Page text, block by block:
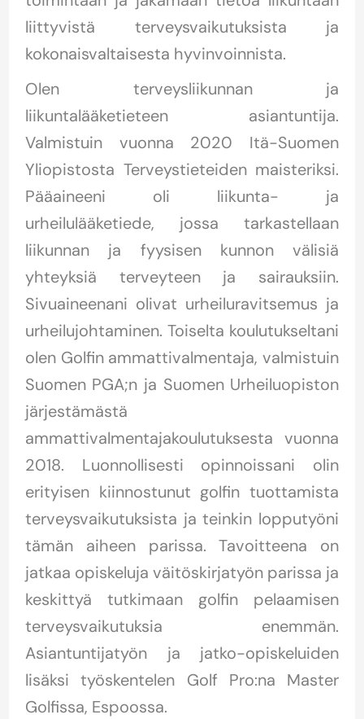
liittyvistä terveysvaikutuksista ja
kokonaisvaltaisesta hyvinvoinnista.
Olen terveysliikunnan ja
liikuntalääketieteen asiantuntija.
Valmistuin vuonna 2020 Itä-Suomen
Yliopistosta Terveystieteiden maisteriksi.
Pääaineeni oli liikunta- ja
urheilulääketiede, jossa tarkastellaan
liikunnan ja fyysisen kunnon välisiä
yhteyksiä terveyteen ja sairauksiin.
Sivuaineenani olivat urheiluravitsemus ja
urheilujohtaminen. Toiselta koulutukseltani
olen Golfin ammattivalmentaja, valmistuin
Suomen PGA;n ja Suomen Urheiluopiston
järjestämästä
ammattivalmentajakoulutuksesta vuonna
2018. Luonnollisesti opinnoissani olin
erityisen kiinnostunut golfin tuottamista
terveysvaikutuksista ja teinkin lopputyöni
tämän aiheen parissa. Tavoitteena on
jatkaa opiskeluja väitöskirjatyön parissa ja
keskittyä tutkimaan golfin pelaamisen
terveysvaikutuksia enemmän.
Asiantuntijatyön ja jatko-opiskeluiden
lisäksi työskentelen Golf Pro:na Master
Golfissa, Espoossa.